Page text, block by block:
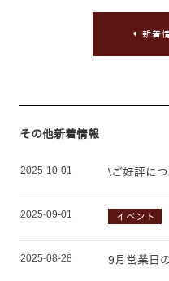
新着
その他新着情報
2025-10-01 \ご好評に
2025-09-01 イベント
2025-08-28 9月営業日